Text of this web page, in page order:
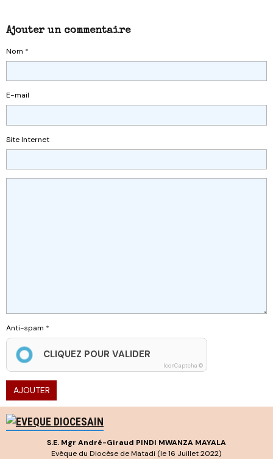
Ajouter un commentaire
Nom
E-mail
Site Internet
Anti-spam
CLIQUEZ POUR VALIDER
IconCaptcha ©
AJOUTER
S.E. Mgr André-Giraud PINDI MWANZA MAYALA
Evêque du Diocèse de Matadi (le 16 Juillet 2022)